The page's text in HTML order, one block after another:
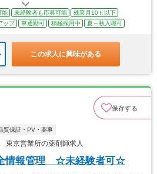
能 未経験者も応募可能
残業月10ｈ以下
ップ 車通勤可 積極採用中 夏～秋入職可
この求人に興味がある
保存する
質保証・PV・薬事
京営業所の薬剤師求人
全情報管理 ☆未経験者可☆